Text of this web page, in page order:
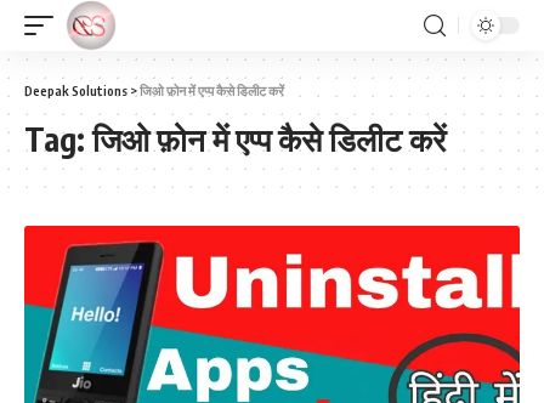
Deepak Solutions >जिओ फ़ोन में एप्प कैसे डिलीट करें
Tag:जिओ फ़ोन में एप्प कैसे डिलीट करें